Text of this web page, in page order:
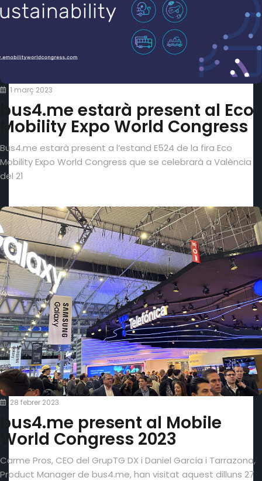
1 març 2023
bus4.me estarà present al Eco
Mobility Expo World Congress
Bus4.me estarà present a l’estand E524 de la fira Eco
Mobility Expo World Congress que se celebrarà a València
del 21
28 febrer 2023
bus4.me present al Mobile
World Congress 2023
Carme Pros, CEO del GrupTG DX i Daniel García i Tarrazona,
Product Manager de bus4.me, han visitat aquest dilluns 27